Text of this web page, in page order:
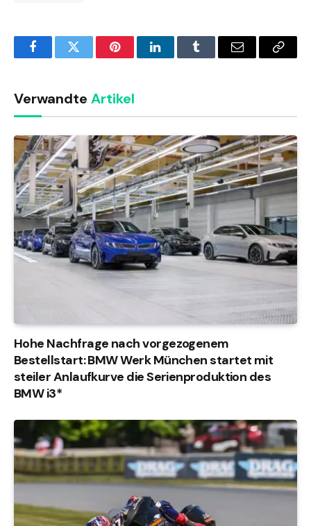
FacebookTwitter PinterestLinkedInTumblr Email
Copy
Verwandte Artikel
Hohe Nachfrage nach vorgezogenem
Bestellstart: BMW Werk München startet mit
steiler Anlaufkurve die Serienproduktion des
BMW i3*